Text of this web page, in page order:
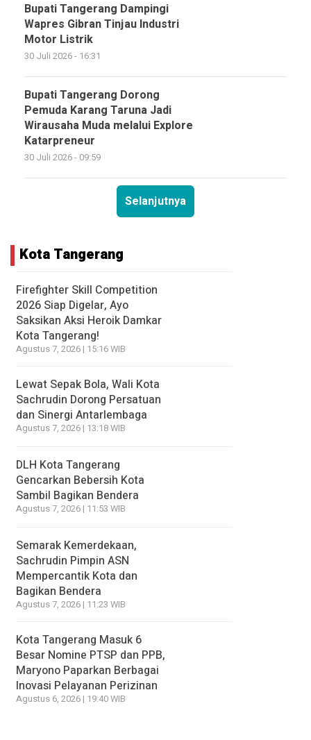
Bupati Tangerang Dampingi
Wapres Gibran Tinjau Industri
Motor Listrik
30 Juli 2026 - 16:31
Bupati Tangerang Dorong
Pemuda Karang Taruna Jadi
Wirausaha Muda melalui Explore
Katarpreneur
30 Juli 2026 - 09:59
Selanjutnya
Kota Tangerang
Firefighter Skill Competition
2026 Siap Digelar, Ayo
Saksikan Aksi Heroik Damkar
Kota Tangerang!
Agustus 7, 2026 | 15:16 WIB
Lewat Sepak Bola, Wali Kota
Sachrudin Dorong Persatuan
dan Sinergi Antarlembaga
Agustus 7, 2026 | 13:18 WIB
DLH Kota Tangerang
Gencarkan Bebersih Kota
Sambil Bagikan Bendera
Agustus 7, 2026 | 11:53 WIB
Semarak Kemerdekaan,
Sachrudin Pimpin ASN
Mempercantik Kota dan
Bagikan Bendera
Agustus 7, 2026 | 11:23 WIB
Kota Tangerang Masuk 6
Besar Nomine PTSP dan PPB,
Maryono Paparkan Berbagai
Inovasi Pelayanan Perizinan
Agustus 6, 2026 | 19:40 WIB